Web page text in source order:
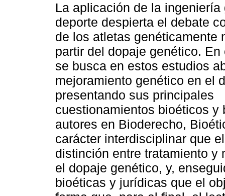
La aplicación de la ingeniería
deporte despierta el debate
de los atletas genéticamente
partir del dopaje genético.
se busca en estos estudios
mejoramiento genético en el
presentando sus principales
cuestionamientos bioéticos
autores en Bioderecho,
carácter interdisciplinar que
distinción entre tratamiento y
el dopaje genético, y,
bioéticas y jurídicas que el